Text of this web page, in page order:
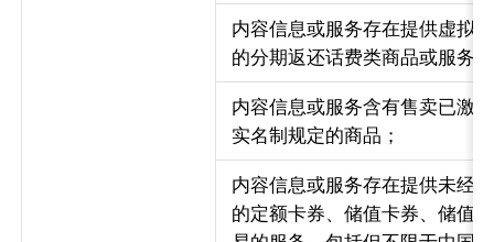
内容信息或服务存在提供虚拟
的分期返还话费类商品或服务；
内容信息或服务含有售卖已激
实名制规定的商品；
内容信息或服务存在提供未经
的定额卡券、储值卡券、储值